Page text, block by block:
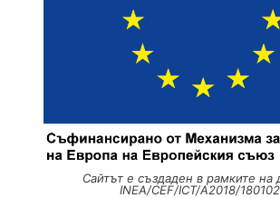
Сайтът е създаден в рамките на
INEA/CEF/ICT/A2018/